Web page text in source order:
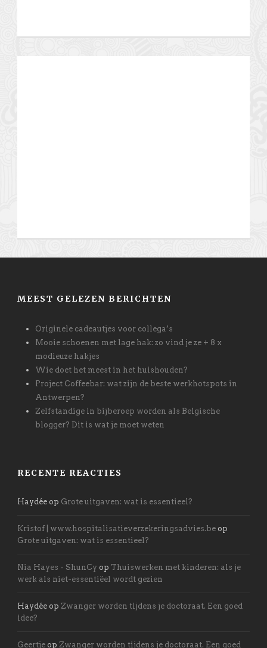
MEEST GELEZEN BERICHTEN
Originele cadeautjes voor collega’s
Mooie schoenen met lage hak: zo vind je ze + 8 x
modieuze hakjes
Wie doet het meest in het huishouden?
Project Coffeebar: wat zijn de beste werkhotspots in
Antwerpen?
Zelfstandige in bijberoep worden als Belgische
blogger? Dit is wat je moet weten
RECENTE REACTIES
Haydée op Grote uitgaven: wat is essentieel?
Kristof | www.hospitalisatieverzekeringsadvies.be op
Grote uitgaven: wat is essentieel?
Nia Hayes - ShunCy op Thuiswerken met kinderen: als je
werk als niet-essentiëel wordt gezien
Haydée op Zwanger worden tijdens je doctoraat. Een goed
idee?
Geertje op Zwanger worden tijdens je doctoraat. Een goed